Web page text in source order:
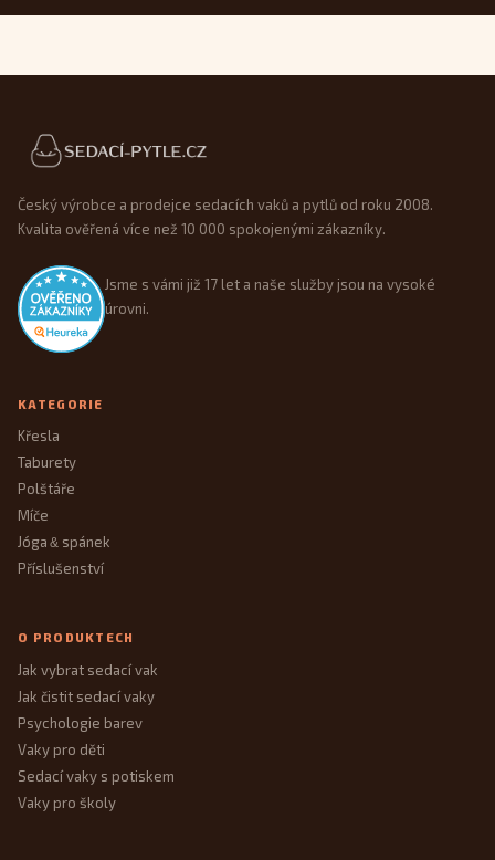
Patička webu
Český výrobce a prodejce sedacích vaků a pytlů od roku 2008.
Kvalita ověřená více než 10 000 spokojenými zákazníky.
Jsme s vámi již 17 let a naše služby jsou na vysoké
úrovni.
KATEGORIE
Křesla
Taburety
Polštáře
Míče
Jóga&spánek
Příslušenství
O PRODUKTECH
Jak vybrat sedací vak
Jak čistit sedací vaky
Psychologie barev
Vaky pro děti
Sedací vaky s potiskem
Vaky pro školy